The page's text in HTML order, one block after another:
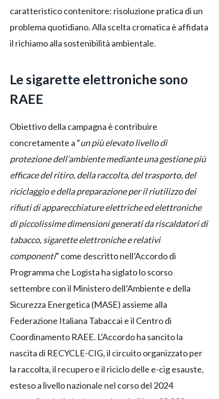
caratteristico contenitore: risoluzione pratica di un
problema quotidiano. Alla scelta cromatica è affidata
il richiamo alla sostenibilità ambientale.
Le sigarette elettroniche sono
RAEE
Obiettivo della campagna è contribuire
concretamente a “un più elevato livello di
protezione dell’ambiente mediante una gestione più
efficace del ritiro, della raccolta, del trasporto, del
riciclaggio e della preparazione per il riutilizzo dei
rifiuti di apparecchiature elettriche ed elettroniche
di piccolissime dimensioni generati da riscaldatori di
tabacco, sigarette elettroniche e relativi
componenti” come descritto nell’Accordo di
Programma che Logista ha siglato lo scorso
settembre con il Ministero dell’Ambiente e della
Sicurezza Energetica (MASE) assieme alla
Federazione Italiana Tabaccai e il Centro di
Coordinamento RAEE. L’Accordo ha sancito la
nascita di RECYCLE-CIG, il circuito organizzato per
la raccolta, il recupero e il riciclo delle e-cig esauste,
esteso a livello nazionale nel corso del 2024